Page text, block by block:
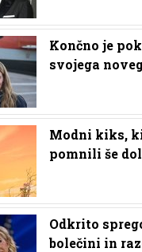
Končno je
svojega
Modni kiks,
pomnili še
Odkrito
bolečini in